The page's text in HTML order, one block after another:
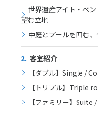
世界遺産アイト・ベ
望む立地
中庭とプールを囲む
2. 客室紹介
【ダブル】Single /
【トリプル】Triple
【ファミリー】